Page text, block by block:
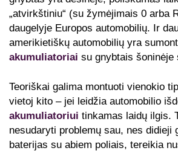
„atvirkštiniu“ (su žymėjimais 0 arba
daugelyje Europos automobilių. Ir
amerikietiškų automobilių yra
akumuliatoriai su gnybtais šoninėje
Teoriškai galima montuoti vienokio
vietoj kito – jei leidžia automobilio
akumuliatoriui tinkamas laidų ilgis.
nesudaryti problemų sau, nes didieji
baterijas su abiem poliais, tereikia